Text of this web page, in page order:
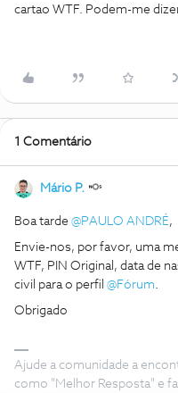
cartao WTF. Podem-me
1 Comentário
Mário P.
Boa tarde @PAULO ANDRÉ,
Envie-nos, por favor, uma
WTF, PIN Original, data de
civil para o perfil @Fórum.
Obrigado
Ajude a comunidade a
como "Melhor Resposta" e